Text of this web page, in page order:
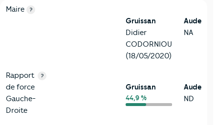
6-Politique
Critères
Maire ?
Gruissan
Didier
CODORNIOU
(18/05/2020)
Aude
NA
Rapport
de force
Gauche-
Droite
?
Gruissan
44,9 %
Aude
ND